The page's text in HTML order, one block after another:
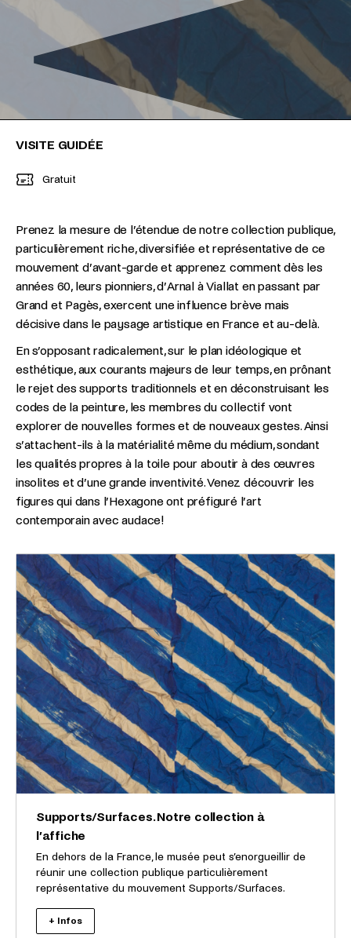
VISITE GUIDÉE
Gratuit
Prenez la mesure de l’étendue de notre collection publique,
particulièrement riche, diversifiée et représentative de ce
mouvement d’avant-garde et apprenez comment dès les
années 60, leurs pionniers, d’Arnal à Viallat en passant par
Grand et Pagès, exercent une influence brève mais
décisive dans le paysage artistique en France et au-delà.
En s’opposant radicalement, sur le plan idéologique et
esthétique, aux courants majeurs de leur temps, en prônant
le rejet des supports traditionnels et en déconstruisant les
codes de la peinture, les membres du collectif vont
explorer de nouvelles formes et de nouveaux gestes. Ainsi
s’attachent-ils à la matérialité même du médium, sondant
les qualités propres à la toile pour aboutir à des œuvres
insolites et d’une grande inventivité. Venez découvrir les
figures qui dans l’Hexagone ont préfiguré l’art
contemporain avec audace!
Supports/Surfaces. Notre collection à
l’affiche
En dehors de la France, le musée peut s’enorgueillir de
réunir une collection publique particulièrement
représentative du mouvement Supports/Surfaces.
+ Infos